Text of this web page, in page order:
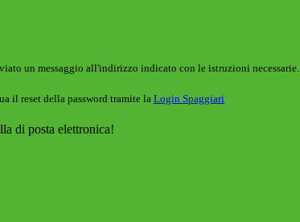
un messaggio all'indirizzo indicato con le istruzioni necessarie.
il reset della password tramite la Login Spaggiari
di posta elettronica!